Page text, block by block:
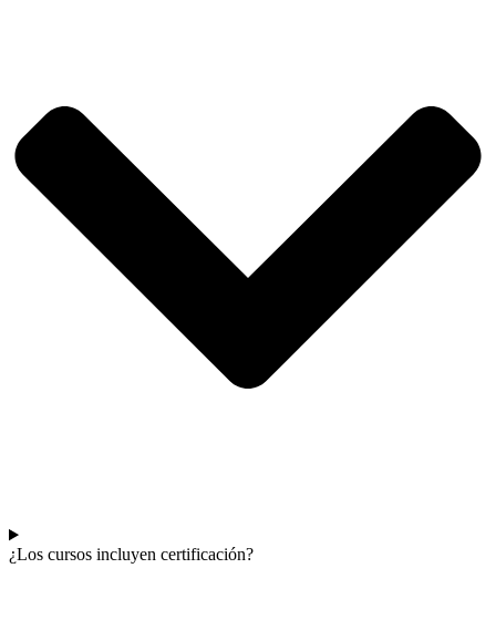
¿Los cursos incluyen certificación?